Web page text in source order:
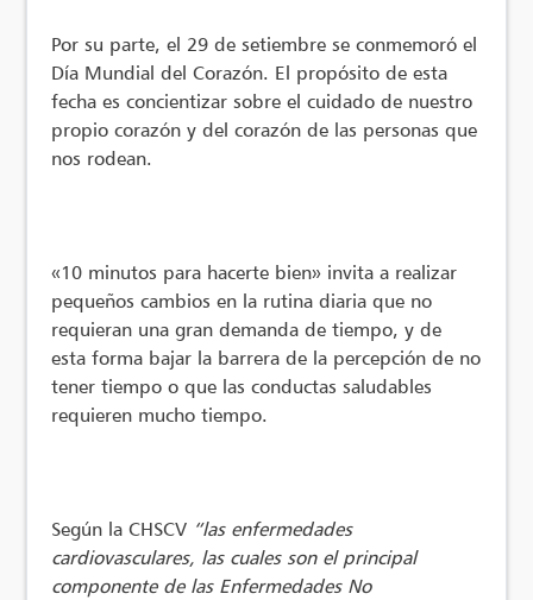
Por su parte, el 29 de setiembre se conmemoró el
Día Mundial del Corazón. El propósito de esta
fecha es concientizar sobre el cuidado de nuestro
propio corazón y del corazón de las personas que
nos rodean.
«10 minutos para hacerte bien» invita a realizar
pequeños cambios en la rutina diaria que no
requieran una gran demanda de tiempo, y de
esta forma bajar la barrera de la percepción de no
tener tiempo o que las conductas saludables
requieren mucho tiempo.
Según la CHSCV “las enfermedades
cardiovasculares, las cuales son el principal
componente de las Enfermedades No